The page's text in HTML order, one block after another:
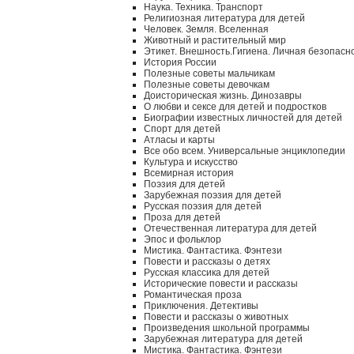
Наука. Техника. Транспорт
Религиозная литература для детей
Человек. Земля. Вселенная
Животный и растительный мир
Этикет. Внешность.Гигиена. Личная
История России
Полезные советы мальчикам
Полезные советы девочкам
Доисторическая жизнь. Динозавры
О любви и сексе для детей и подростков
Биографии известных личностей для детей
Спорт для детей
Атласы и карты
Все обо всем. Универсальные энциклопедии
Культура и искусство
Всемирная история
Поэзия для детей
Зарубежная поэзия для детей
Русская поэзия для детей
Проза для детей
Отечественная литература для детей
Эпос и фольклор
Мистика. Фантастика. Фэнтези
Повести и рассказы о детях
Русская классика для детей
Исторические повести и рассказы
Романтическая проза
Приключения. Детективы
Повести и рассказы о животных
Произведения школьной программы
Зарубежная литература для детей
Мистика. Фантастика. Фэнтези